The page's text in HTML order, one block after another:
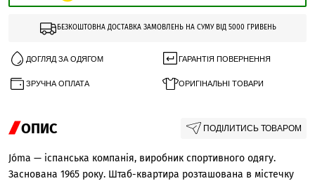
БЕЗКОШТОВНА ДОСТАВКА ЗАМОВЛЕНЬ НА СУМУ ВІД 5000 ГРИВЕНЬ
ДОГЛЯД ЗА ОДЯГОМ ГАРАНТІЯ ПОВЕРНЕННЯ
ЗРУЧНА ОПЛАТА ОРИГІНАЛЬНІ ТОВАРИ
ОПИС ПОДІЛИТИСЬ ТОВАРОМ
Jóma — іспанська компанія, виробник спортивного одягу.
Заснована 1965 року. Штаб-квартира розташована в містечку